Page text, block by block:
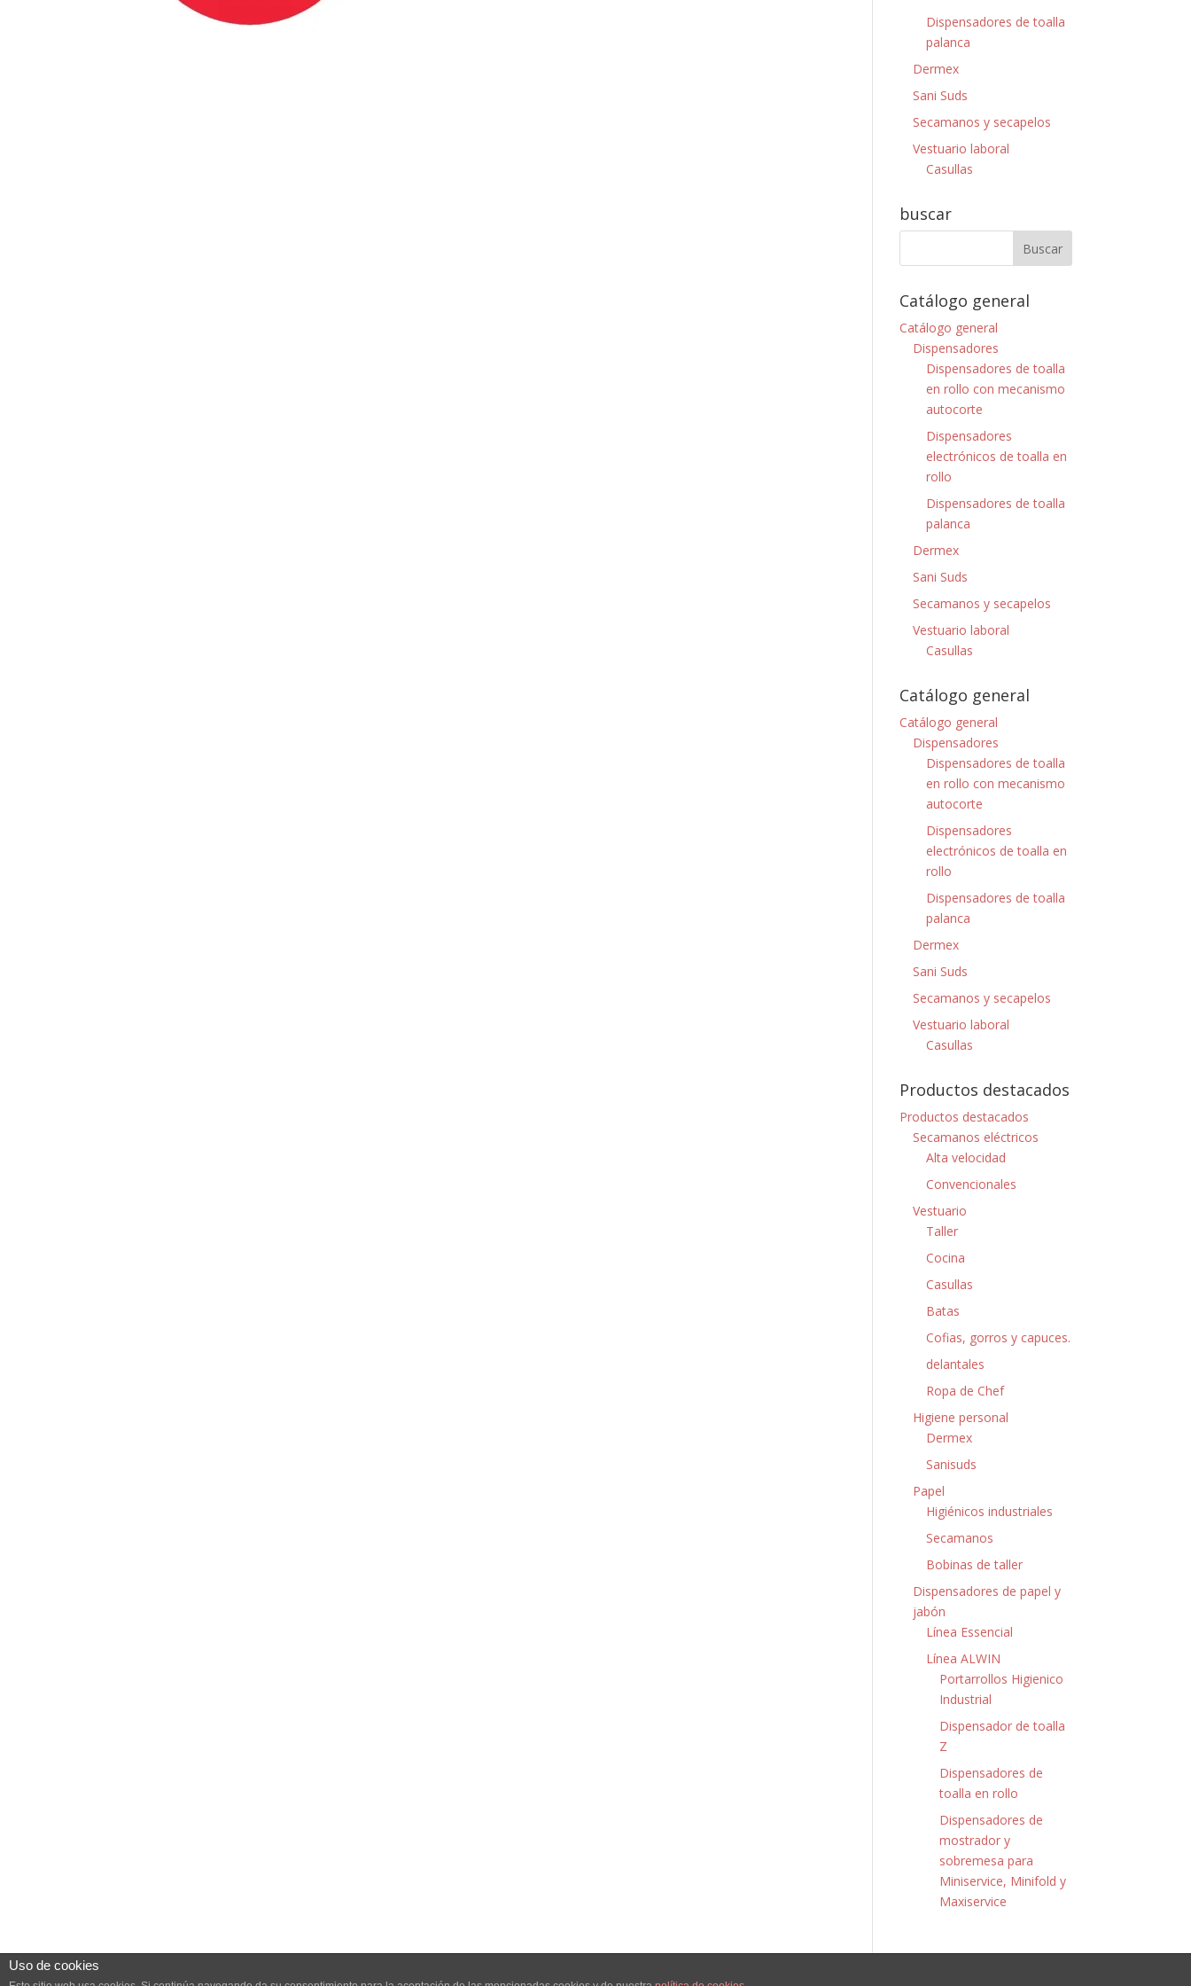
Dispensadores de toalla
palanca
Dermex
Sani Suds
Secamanos y secapelos
Vestuario laboral
Casullas
buscar
Catálogo general
Catálogo general
Dispensadores
Dispensadores de toalla
en rollo con mecanismo
autocorte
Dispensadores
electrónicos de toalla en
rollo
Dispensadores de toalla
palanca
Dermex
Sani Suds
Secamanos y secapelos
Vestuario laboral
Casullas
Catálogo general
Catálogo general
Dispensadores
Dispensadores de toalla
en rollo con mecanismo
autocorte
Dispensadores
electrónicos de toalla en
rollo
Dispensadores de toalla
palanca
Dermex
Sani Suds
Secamanos y secapelos
Vestuario laboral
Casullas
Productos destacados
Productos destacados
Secamanos eléctricos
Alta velocidad
Convencionales
Vestuario
Taller
Cocina
Casullas
Batas
Cofias, gorros y capuces.
delantales
Ropa de Chef
Higiene personal
Dermex
Sanisuds
Papel
Higiénicos industriales
Secamanos
Bobinas de taller
Dispensadores de papel y
jabón
Línea Essencial
Línea ALWIN
Portarrollos Higienico
Industrial
Dispensador de toalla
Z
Dispensadores de
toalla en rollo
Dispensadores de
mostrador y
sobremesa para
Miniservice, Minifold y
Maxiservice
Uso de cookies